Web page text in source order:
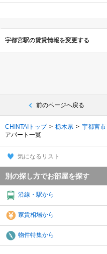
宇都宮駅の賃貸情報を変更する
前のページへ戻る
CHINTAIトップ 栃木県 宇都宮市
アパート一覧
気になるリスト
別の探し方でお部屋を探す
沿線・駅から
家賃相場から
物件特集から